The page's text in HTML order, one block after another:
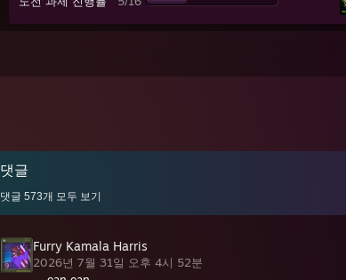
댓글
댓글 573개 모두 보기
Furry Kamala Harris
2026년 7월 31일 오후 4시 52분